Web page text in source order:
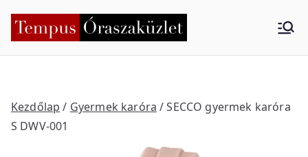
Tempus
küzlet
Kezdőlap / Gyermek karóra / SECCO gyermek karóra
S DWV-001